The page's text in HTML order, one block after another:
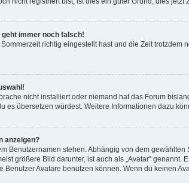
geht immer noch falsch!
richtig eingestellt hast und die Zeit
nicht installiert oder niemand hat das Forum
es übersetzen würdest. Weitere Informationen dazu
anzeigen?
Benutzernamen stehen. Abhängig von dem
größere Bild darunter, ist auch als „Avatar“
Avatare benutzen können. Wenn du keinen